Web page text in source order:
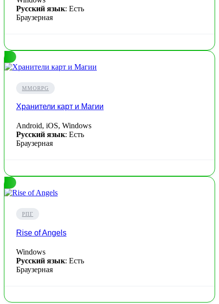
Русский язык: Есть
Браузерная
MMORPG
Хранители карт и Магии
Android, iOS, Windows
Русский язык: Есть
Браузерная
РПГ
Rise of Angels
Windows
Русский язык: Есть
Браузерная